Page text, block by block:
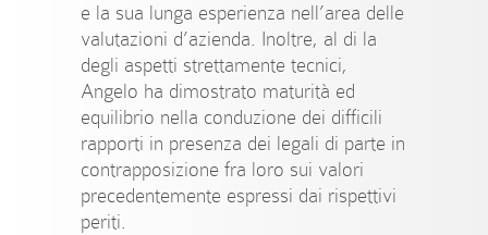
e la sua lunga esperienza nell’area delle
valutazioni d’azienda. Inoltre, al di la
degli aspetti strettamente tecnici,
Angelo ha dimostrato maturità ed
equilibrio nella conduzione dei difficili
rapporti in presenza dei legali di parte in
contrapposizione fra loro sui valori
precedentemente espressi dai rispettivi
periti.